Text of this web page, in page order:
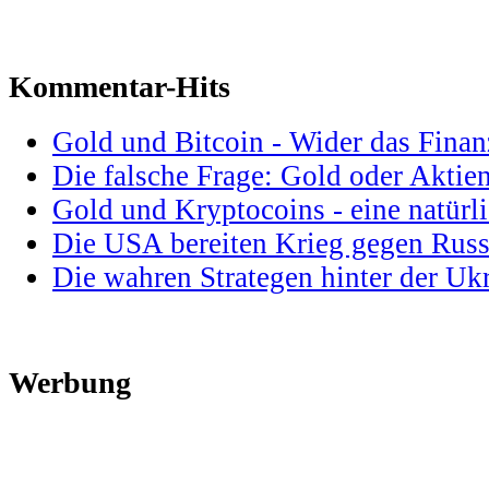
Kommentar-Hits
Gold und Bitcoin - Wider das
Die falsche Frage: Gold oder
Gold und Kryptocoins - eine
Die USA bereiten Krieg gegen
Die wahren Strategen hinter der
Werbung